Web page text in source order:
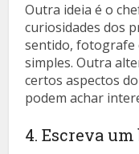
Outra ideia é o
curiosidades dos
sentido, fotografe
simples. Outra
certos aspectos
podem achar
4. Escreva um